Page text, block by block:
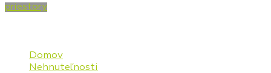
priestory
Domov
Nehnuteľnosti